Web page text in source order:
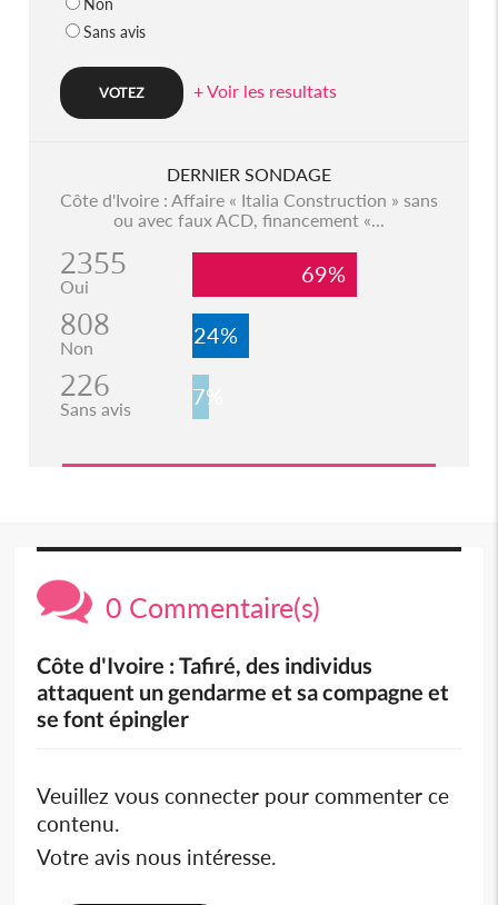
Non
Sans avis
+ Voir les resultats
DERNIER SONDAGE
Côte d'Ivoire : Affaire « Italia Construction » sans
ou avec faux ACD, financement «...
2355
Oui 69%
808
Non 24%
226
Sans avis 7%
0 Commentaire(s)
Côte d'Ivoire : Tafiré, des individus
attaquent un gendarme et sa compagne et
se font épingler
Veuillez vous connecter pour commenter ce
contenu.
Votre avis nous intéresse.